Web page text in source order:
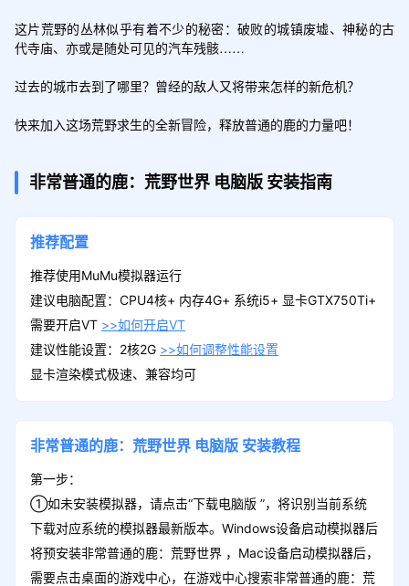
这片荒野的丛林似乎有着不少的秘密：破败的城镇废墟、神秘的古
代寺庙、亦或是随处可见的汽车残骸……
过去的城市去到了哪里？曾经的敌人又将带来怎样的新危机？
快来加入这场荒野求生的全新冒险，释放普通的鹿的力量吧！
非常普通的鹿：荒野世界 电脑版 安装指南
推荐配置
推荐使用MuMu模拟器运行
建议电脑配置：CPU4核+ 内存4G+ 系统i5+ 显卡GTX750Ti+
需要开启VT >>如何开启VT
建议性能设置：2核2G >>如何调整性能设置
显卡渲染模式极速、兼容均可
非常普通的鹿：荒野世界 电脑版 安装教程
第一步：
①如未安装模拟器，请点击“下载电脑版 ”，将识别当前系统
下载对应系统的模拟器最新版本。Windows设备启动模拟器后
将预安装非常普通的鹿：荒野世界 ，Mac设备启动模拟器后，
需要点击桌面的游戏中心，在游戏中心搜索非常普通的鹿：荒